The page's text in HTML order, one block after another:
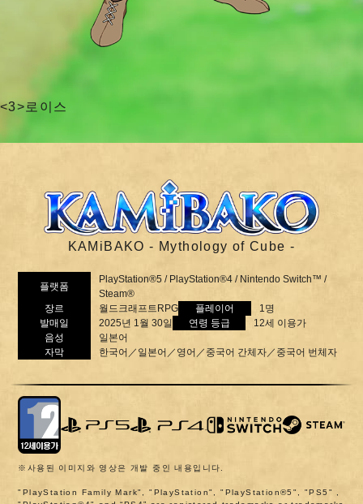
<3>로이스
KAMiBAKO - Mythology of Cube -
플랫폼
PlayStation®5 / PlayStation®4 / Nintendo Switch™ /
Steam®
장르
월드크래프트RPG 플레이어
1명
발매일
2025년 1월 30일 연령 등급
12세 이용가
음성
일본어
자막
한국어／일본어／영어／중국어 간체자／중국어 번체자
※사용된 이미지와 영상은 개발 중인 내용입니다.
"PlayStation Family Mark", "PlayStation", "PlayStation®5", "PS5" ,